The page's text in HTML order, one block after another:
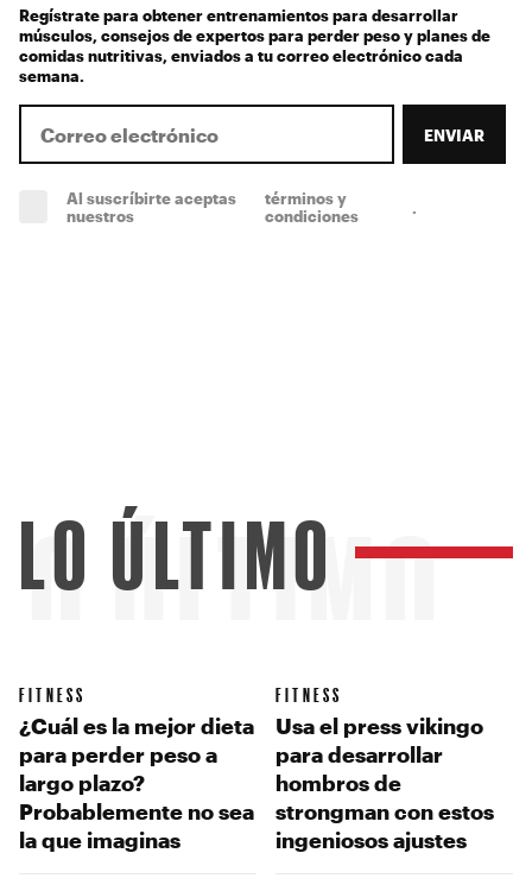
Regístrate para obtener entrenamientos para desarrollar
músculos, consejos de expertos para perder peso y planes de
comidas nutritivas, enviados a tu correo electrónico cada
semana.
ENVIAR
Al suscríbirte aceptas
nuestros
términos y
condiciones
ÚLTIMO
LO ÚLTIMO
FITNESS
¿Cuál es la mejor dieta
para perder peso a
largo plazo?
Probablemente no sea
la que imaginas
FITNESS
Usa el press vikingo
para desarrollar
hombros de
strongman con estos
ingeniosos ajustes